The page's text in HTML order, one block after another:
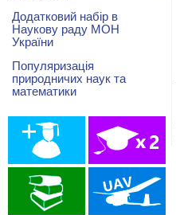
Додатковий набір в
Наукову раду МОН
України
Популяризація
природничих наук та
математики